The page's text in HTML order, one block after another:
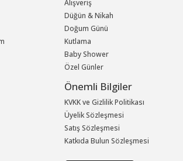
Alışveriş
Düğün & Nikah
Doğum Günü
Kutlama
Baby Shower
Özel Günler
Önemli Bilgiler
KVKK ve Gizlilik Politikası
Üyelik Sözleşmesi
Satış Sözleşmesi
Katkıda Bulun Sözleşmesi